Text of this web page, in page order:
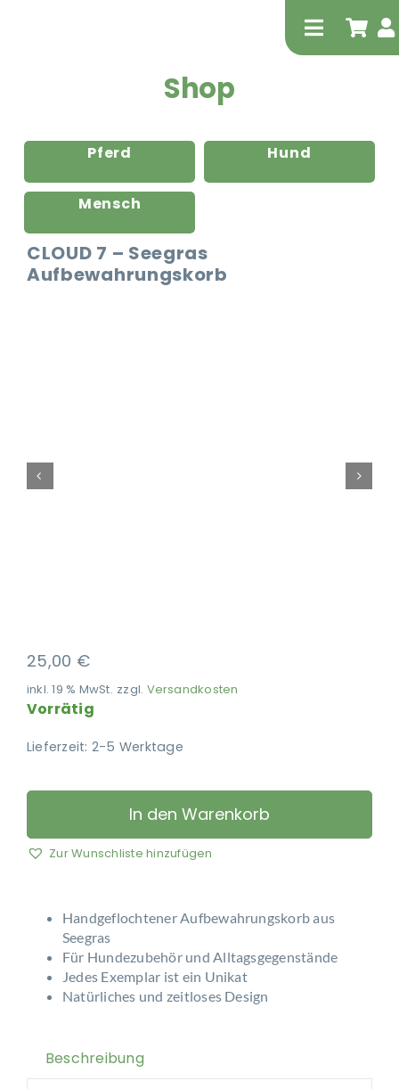
Toggle
Shop
Pferd Hund
Mensch
CLOUD 7 – Seegras
Aufbewahrungskorb
25,00 €
inkl. 19 % MwSt. zzgl. Versandkosten
Vorrätig
Lieferzeit: 2-5 Werktage
-
Seegras
In den Warenkorb
Zur Wunschliste hinzufügen
Handgeflochtener Aufbewahrungskorb aus
Seegras
Für Hundezubehör und Alltagsgegenstände
Jedes Exemplar ist ein Unikat
Natürliches und zeitloses Design
Beschreibung